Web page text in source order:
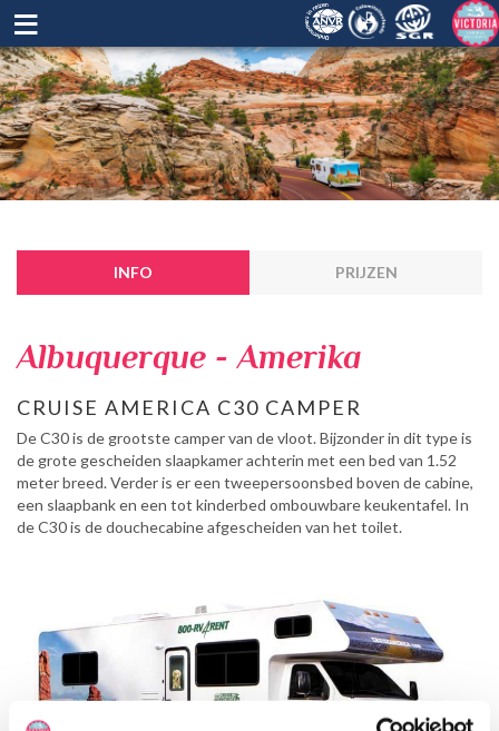
≡
INFO PRIJZEN
Albuquerque - Amerika
CRUISE AMERICA C30 CAMPER
De C30 is de grootste camper van de vloot. Bijzonder in dit type is
de grote gescheiden slaapkamer achterin met een bed van 1.52
meter breed. Verder is er een tweepersoonsbed boven de cabine,
een slaapbank en een tot kinderbed ombouwbare keukentafel. In
de C30 is de douchecabine afgescheiden van het toilet.